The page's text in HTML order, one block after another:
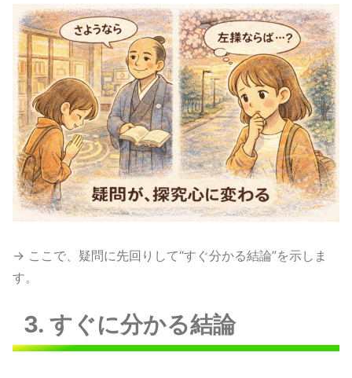
→ ここで、疑問に先回りして“すぐ分かる結論”を示しま
す。
3. すぐに分かる結論